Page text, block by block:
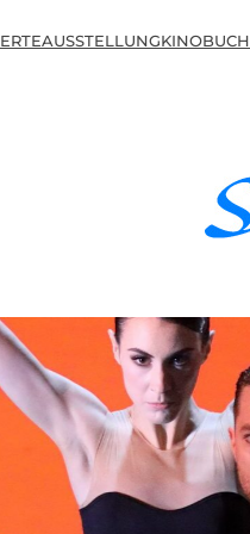
AUSSTELLUNGKINOBUCH